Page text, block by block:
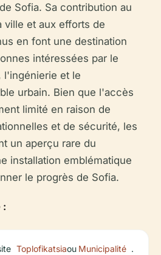
Sofia. Sa contribution au
ville et aux efforts de
en font une destination
intéressées par le
l'ingénierie et le
urbain. Bien que l'accès
limité en raison de
et de sécurité, les
un aperçu rare du
installation emblématique
le progrès de Sofia.
:
Toplofikatsiaou Municipalité .